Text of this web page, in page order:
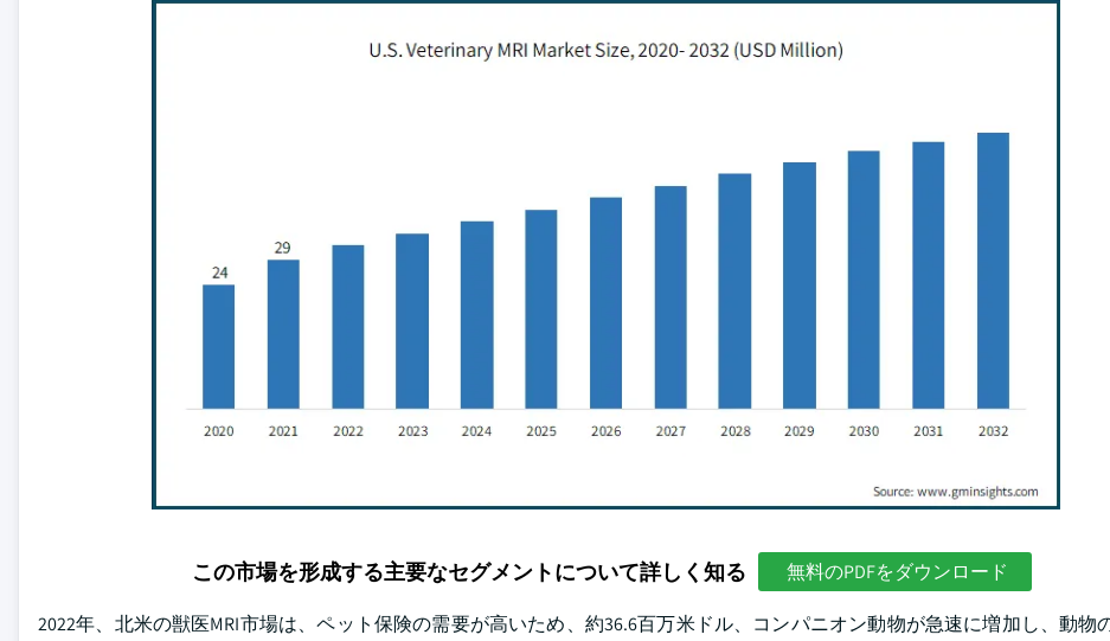
この市場を形成する主要なセグメントについて詳しく知る 無料のPDFをダウンロード
2022年、北米の獣医MRI市場は、ペット保険の需要が高いため、約36.6百万米ドル、コンパニオン動物が急速に増加し、動物